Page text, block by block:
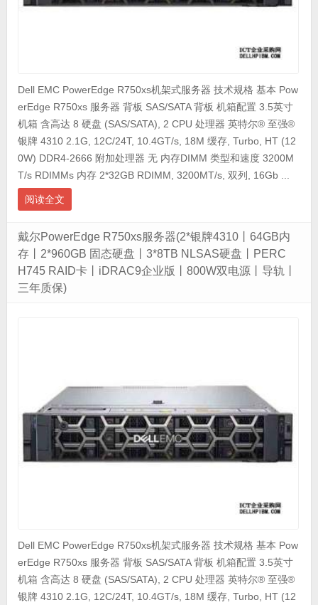
Dell EMC PowerEdge R750xs机架式服务器 技术规格 基本 Pow
erEdge R750xs 服务器 背板 SAS/SATA 背板 机箱配置 3.5英寸
机箱 含高达 8 硬盘 (SAS/SATA), 2 CPU 处理器 英特尔® 至强®
银牌 4310 2.1G, 12C/24T, 10.4GT/s, 18M 缓存, Turbo, HT (12
0W) DDR4-2666 附加处理器 无 内存DIMM 类型和速度 3200M
T/s RDIMMs 内存 2*32GB RDIMM, 3200MT/s, 双列, 16Gb ...
阅读全文
戴尔PowerEdge R750xs服务器(2*银牌4310丨64GB内
存丨2*960GB 固态硬盘丨3*8TB NLSAS硬盘丨PERC
H745 RAID卡丨iDRAC9企业版丨800W双电源丨导轨丨
三年质保)
Dell EMC PowerEdge R750xs机架式服务器 技术规格 基本 Pow
erEdge R750xs 服务器 背板 SAS/SATA 背板 机箱配置 3.5英寸
机箱 含高达 8 硬盘 (SAS/SATA), 2 CPU 处理器 英特尔® 至强®
银牌 4310 2.1G, 12C/24T, 10.4GT/s, 18M 缓存, Turbo, HT (12